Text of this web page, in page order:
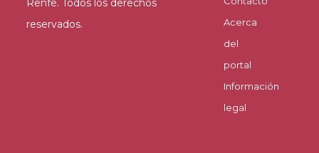
Renfe. Todos los derechos
reservados.
Acerca
del
portal
Información
legal